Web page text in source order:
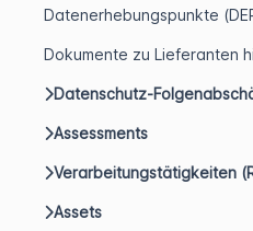
Datenerhebungspunkte
Dokumente zu Lieferanten
Datenschutz-
Assessments
Verarbeitungstätigkeiten
Assets